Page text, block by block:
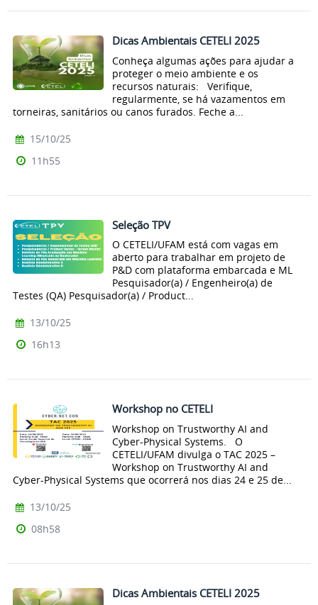
Dicas Ambientais CETELI 2025
Conheça algumas ações para ajudar a
proteger o meio ambiente e os
recursos naturais: Verifique,
regularmente, se há vazamentos em
torneiras, sanitários ou canos furados. Feche a...
15/10/25
11h55
Seleção TPV
O CETELI/UFAM está com vagas em
aberto para trabalhar em projeto de
P&D com plataforma embarcada e ML
Pesquisador(a) / Engenheiro(a) de
Testes (QA) Pesquisador(a) / Product...
13/10/25
16h13
Workshop no CETELI
Workshop on Trustworthy AI and
Cyber-Physical Systems. O
CETELI/UFAM divulga o TAC 2025 –
Workshop on Trustworthy AI and
Cyber-Physical Systems que ocorrerá nos dias 24 e 25 de...
13/10/25
08h58
Dicas Ambientais CETELI 2025